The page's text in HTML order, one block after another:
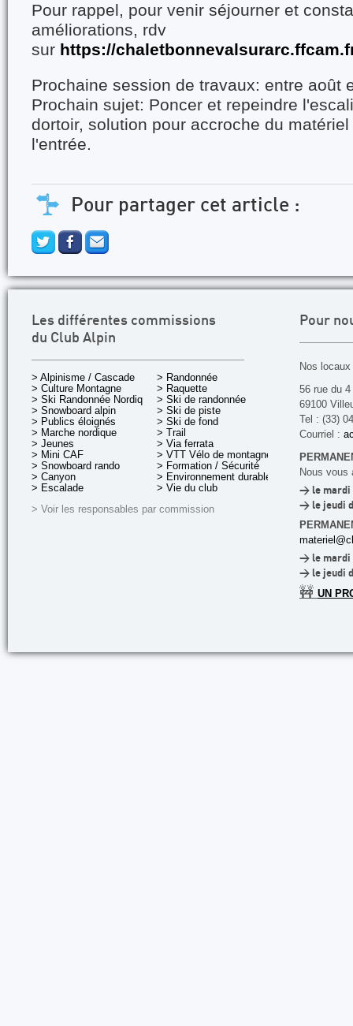
Pour rappel, pour venir séjourner et
améliorations, rdv
sur https://
Prochaine session de travaux: entre août
Prochain sujet: Poncer et repeindre
dortoir, solution pour accroche du
l'entrée.
Pour partager cet article :
Les différentes commissions
du Club Alpin
> Alpinisme / Cascade
> Culture Montagne
> Ski Randonnée Nordique
> Snowboard alpin
> Publics éloignés
> Marche nordique
> Jeunes
> Mini CAF
> Snowboard rando
> Canyon
> Escalade
> Randonnée
> Raquette
> Ski de randonnée
> Ski de piste
> Ski de fond
> Trail
> Via ferrata
> VTT Vélo de montagne
> Formation / Sécurité
> Environnement durable
> Vie du club
> Voir les responsables par commission
Pour
Nos
56 rue du
69100
Tel : (33)
Courriel :
Nous vous
> le mardi
> le jeudi
> le mardi
> le jeudi
🚧 UN